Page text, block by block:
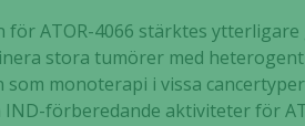
ATOR-4066 stärktes
stora tumörer med
monoterapi i vissa
IND-förberedande aktiviteter för